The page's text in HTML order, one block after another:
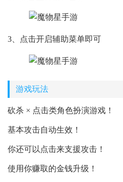
3、点击开启辅助菜单即可
游戏玩法
砍杀 × 点击类角色扮演游戏！
基本攻击自动生效！
你还可以点击来支援攻击！
使用你赚取的金钱升级！